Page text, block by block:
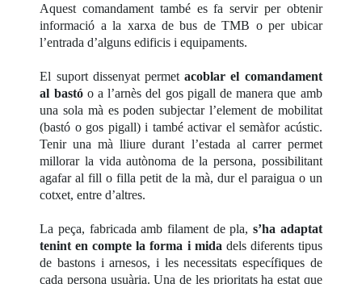
Aquest comandament també es fa servir per obtenir
informació a la xarxa de bus de TMB o per ubicar
l’entrada d’alguns edificis i equipaments.
El suport dissenyat permetacoblar el comandament
al bastóo a l’arnès del gos pigall de manera que amb
una sola mà es poden subjectar l’element de mobilitat
(bastó o gos pigall) i també activar el semàfor acústic.
Tenir una mà lliure durant l’estada al carrer permet
millorar la vida autònoma de la persona, possibilitant
agafar al fill o filla petit de la mà, dur el paraigua o un
cotxet, entre d’altres.
La peça, fabricada amb filament de pla, s’ha adaptat
tenint en compte la forma i midadels diferents tipus
de bastons i arnesos, i les necessitats específiques de
cada persona usuària. Una de les prioritats ha estat que